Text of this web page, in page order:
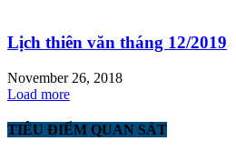
Lịch thiên văn tháng 12/2019
November 26, 2018
Load more
TIÊU ĐIỂM QUAN SÁT